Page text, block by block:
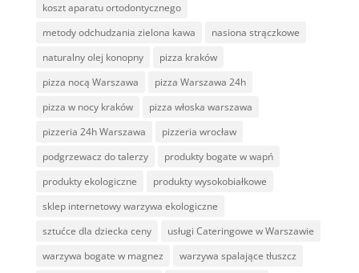
koszt aparatu ortodontycznego
metody odchudzania zielona kawa
nasiona strączkowe
naturalny olej konopny
pizza kraków
pizza nocą Warszawa
pizza Warszawa 24h
pizza w nocy kraków
pizza włoska warszawa
pizzeria 24h Warszawa
pizzeria wrocław
podgrzewacz do talerzy
produkty bogate w wapń
produkty ekologiczne
produkty wysokobiałkowe
sklep internetowy warzywa ekologiczne
sztućce dla dziecka ceny
usługi Cateringowe w Warszawie
warzywa bogate w magnez
warzywa spalające tłuszcz